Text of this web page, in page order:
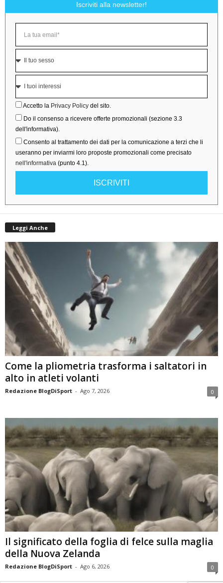
Iscriviti alla newsletter!
Accetto la Privacy Policy del sito.
Do il consenso a ricevere offerte promozionali (sezione 3.3
dell'informativa).
Consento al trattamento dei dati per la comunicazione a terzi che li
useranno per inviarmi loro proposte promozionali come precisato
nell'informativa (punto 4.1).
ISCRIVITI
Leggi Anche
Come la pliometria trasforma i saltatori in
alto in atleti volanti
Redazione BlogDiSport - Ago 7, 2026 0
Il significato della foglia di felce sulla maglia
della Nuova Zelanda
Redazione BlogDiSport - Ago 6, 2026 0